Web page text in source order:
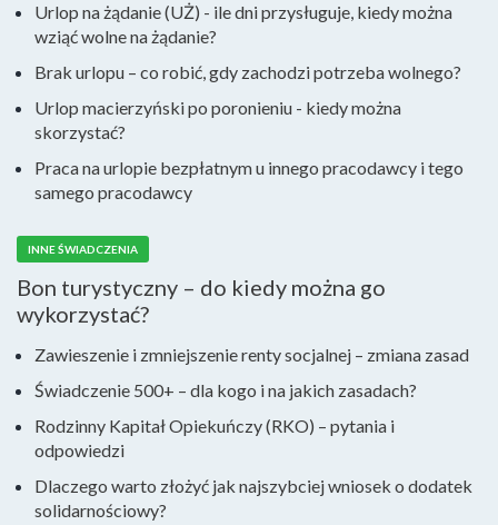
Urlop na żądanie (UŻ) - ile dni przysługuje, kiedy można
wziąć wolne na żądanie?
Brak urlopu – co robić, gdy zachodzi potrzeba wolnego?
Urlop macierzyński po poronieniu - kiedy można
skorzystać?
Praca na urlopie bezpłatnym u innego pracodawcy i tego
samego pracodawcy
INNE ŚWIADCZENIA
Bon turystyczny – do kiedy można go
wykorzystać?
Zawieszenie i zmniejszenie renty socjalnej – zmiana zasad
Świadczenie 500+ – dla kogo i na jakich zasadach?
Rodzinny Kapitał Opiekuńczy (RKO) – pytania i
odpowiedzi
Dlaczego warto złożyć jak najszybciej wniosek o dodatek
solidarnościowy?